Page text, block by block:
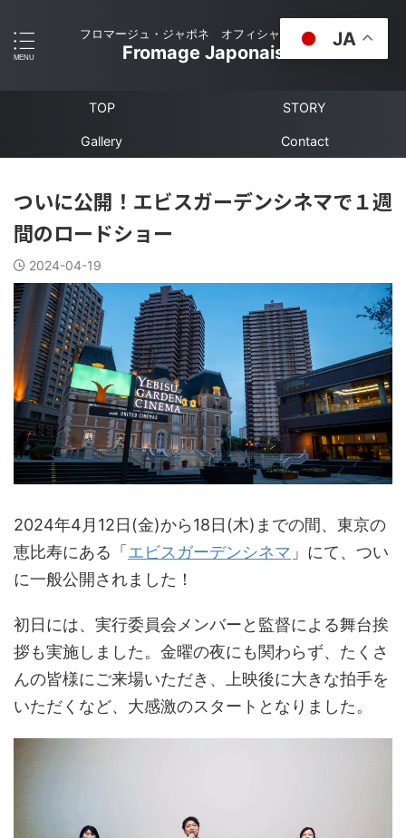
フロマージュ・ジャポネ オフィシャルサイト
Fromage Japonais
TOP STORY
Gallery Contact
ついに公開！エビスガーデンシネマで１週
間のロードショー
2024-04-19
2024年4月12日(金)から18日(木)までの間、東京の
恵比寿にある「 エビスガーデンシネマ 」にて、つい
に一般公開されました！
初日には、実行委員会メンバーと監督による舞台挨
拶も実施しました。金曜の夜にも関わらず、たくさ
んの皆様にご来場いただき、上映後に大きな拍手を
いただくなど、大感激のスタートとなりました。
JA